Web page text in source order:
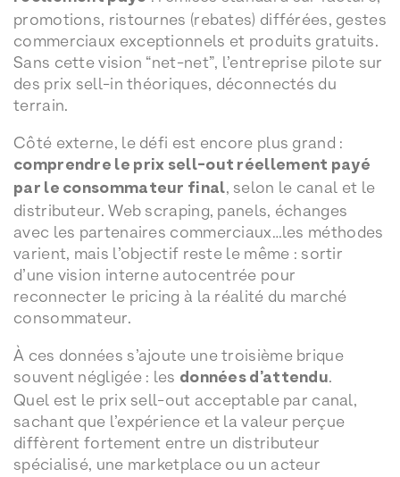
promotions, ristournes (rebates) différées, gestes
commerciaux exceptionnels et produits gratuits.
Sans cette vision “net-net”, l’entreprise pilote sur
des prix sell-in théoriques, déconnectés du
terrain.
Côté externe, le défi est encore plus grand :
comprendre le prix sell-out réellement payé
par le consommateur final, selon le canal et le
distributeur. Web scraping, panels, échanges
avec les partenaires commerciaux…les méthodes
varient, mais l’objectif reste le même : sortir
d’une vision interne autocentrée pour
reconnecter le pricing à la réalité du marché
consommateur.
À ces données s’ajoute une troisième brique
souvent négligée : les données d’attendu.
Quel est le prix sell-out acceptable par canal,
sachant que l’expérience et la valeur perçue
diffèrent fortement entre un distributeur
spécialisé, une marketplace ou un acteur